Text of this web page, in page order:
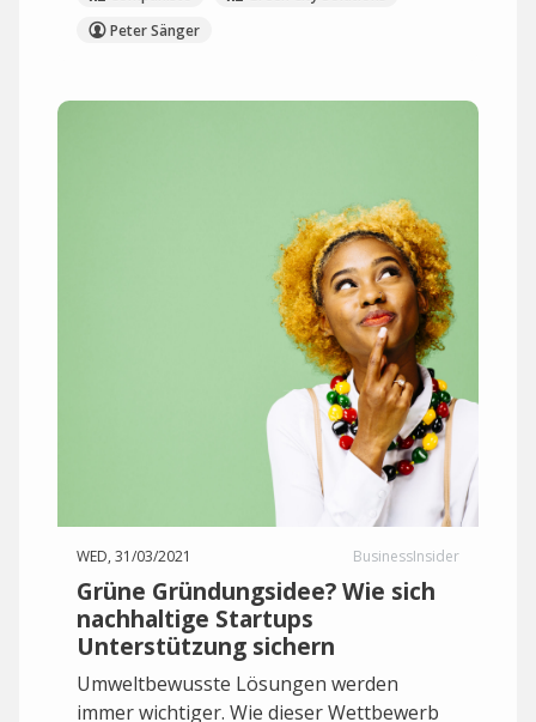
Peter Sänger
WED, 31/03/2021 BusinessInsider
Grüne Gründungsidee? Wie sich
nachhaltige Startups
Unterstützung sichern
Umweltbewusste Lösungen werden
immer wichtiger. Wie dieser Wettbewerb